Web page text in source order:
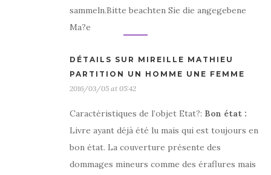
sammeln.Bitte beachten Sie die angegebene
Ma?e
DÉTAILS SUR MIREILLE MATHIEU
PARTITION UN HOMME UNE FEMME
2016/03/05 at 05:42
Caractéristiques de l’objet Etat?: Bon état :
Livre ayant déjà été lu mais qui est toujours en
bon état. La couverture présente des
dommages mineurs comme des éraflures mais